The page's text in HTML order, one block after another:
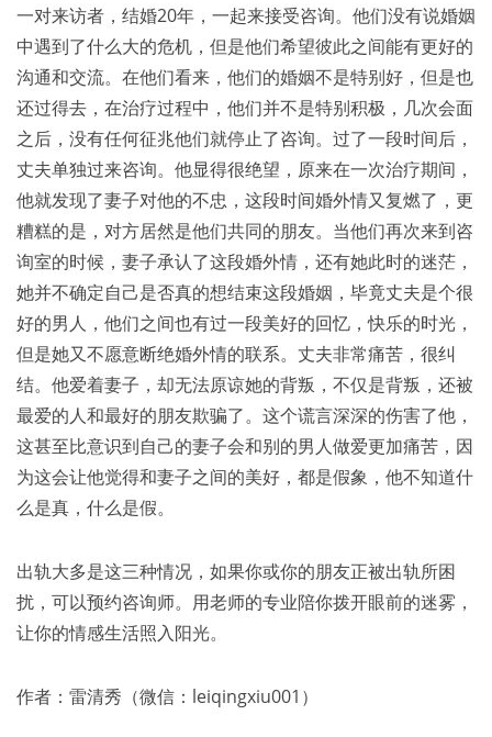
一对来访者，结婚20年，一起来接受咨询。他们没有说婚姻
中遇到了什么大的危机，但是他们希望彼此之间能有更好的
沟通和交流。在他们看来，他们的婚姻不是特别好，但是也
还过得去，在治疗过程中，他们并不是特别积极，几次会面
之后，没有任何征兆他们就停止了咨询。过了一段时间后，
丈夫单独过来咨询。他显得很绝望，原来在一次治疗期间，
他就发现了妻子对他的不忠，这段时间婚外情又复燃了，更
糟糕的是，对方居然是他们共同的朋友。当他们再次来到咨
询室的时候，妻子承认了这段婚外情，还有她此时的迷茫，
她并不确定自己是否真的想结束这段婚姻，毕竟丈夫是个很
好的男人，他们之间也有过一段美好的回忆，快乐的时光，
但是她又不愿意断绝婚外情的联系。丈夫非常痛苦，很纠
结。他爱着妻子，却无法原谅她的背叛，不仅是背叛，还被
最爱的人和最好的朋友欺骗了。这个谎言深深的伤害了他，
这甚至比意识到自己的妻子会和别的男人做爱更加痛苦，因
为这会让他觉得和妻子之间的美好，都是假象，他不知道什
么是真，什么是假。
出轨大多是这三种情况，如果你或你的朋友正被出轨所困
扰，可以预约咨询师。用老师的专业陪你拨开眼前的迷雾，
让你的情感生活照入阳光。
作者：雷清秀（微信：leiqingxiu001）